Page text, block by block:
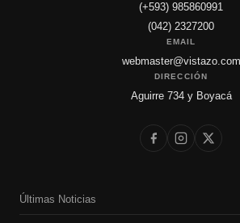
(+593) 985860991
(042) 2327200
EMAIL
webmaster@vistazo.com
DIRECCIÓN
Aguirre 734 y Boyacá
Últimas Noticias